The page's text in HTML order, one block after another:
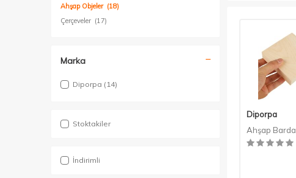
Ahşap Objeler (18)
Çerçeveler (17)
Marka
Diporpa (14)
Stoktakiler
İndirimli
Diporpa
Ahşap